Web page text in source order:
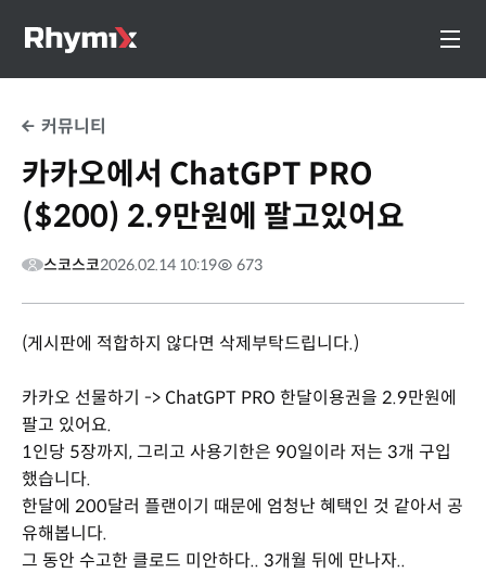
커뮤니티
카카오에서 ChatGPT PRO
($200) 2.9만원에 팔고있어요
스코스코2026.02.14 10:19 673
(게시판에 적합하지 않다면 삭제부탁드립니다.)
카카오 선물하기 -> ChatGPT PRO 한달이용권을 2.9만원에
팔고 있어요.
1인당 5장까지, 그리고 사용기한은 90일이라 저는 3개 구입
했습니다.
한달에 200달러 플랜이기 때문에 엄청난 혜택인 것 같아서 공
유해봅니다.
그 동안 수고한 클로드 미안하다.. 3개월 뒤에 만나자..